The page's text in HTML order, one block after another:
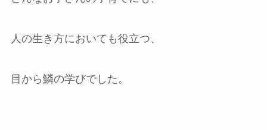
人の生き方においても役立つ、
目から鱗の学びでした。